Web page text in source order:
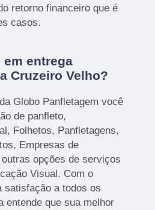
retorno financeiro que é
casos.
em entrega
Cruzeiro Velho?
Globo Panfletagem você
de panfleto,
Folhetos, Panfletagens,
Empresas de
opções de serviços
Visual. Com o
satisfação a todos os
entende que sua melhor